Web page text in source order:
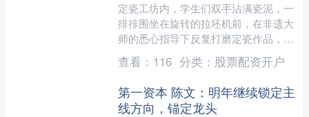
定瓷工坊内，学生们双手沾满瓷泥，一
排排围坐在旋转的拉坯机前，在非遗大
师的悉心指导下反复打磨定瓷作品，沉
浸式感悟着定瓷跨越千年的前世今生。
扎染工坊中，印着花鸟纹样....
查看： 116 分类： 股票配资开户
第一资本 陈文：明年继续锁定主
线方向，锚定龙头